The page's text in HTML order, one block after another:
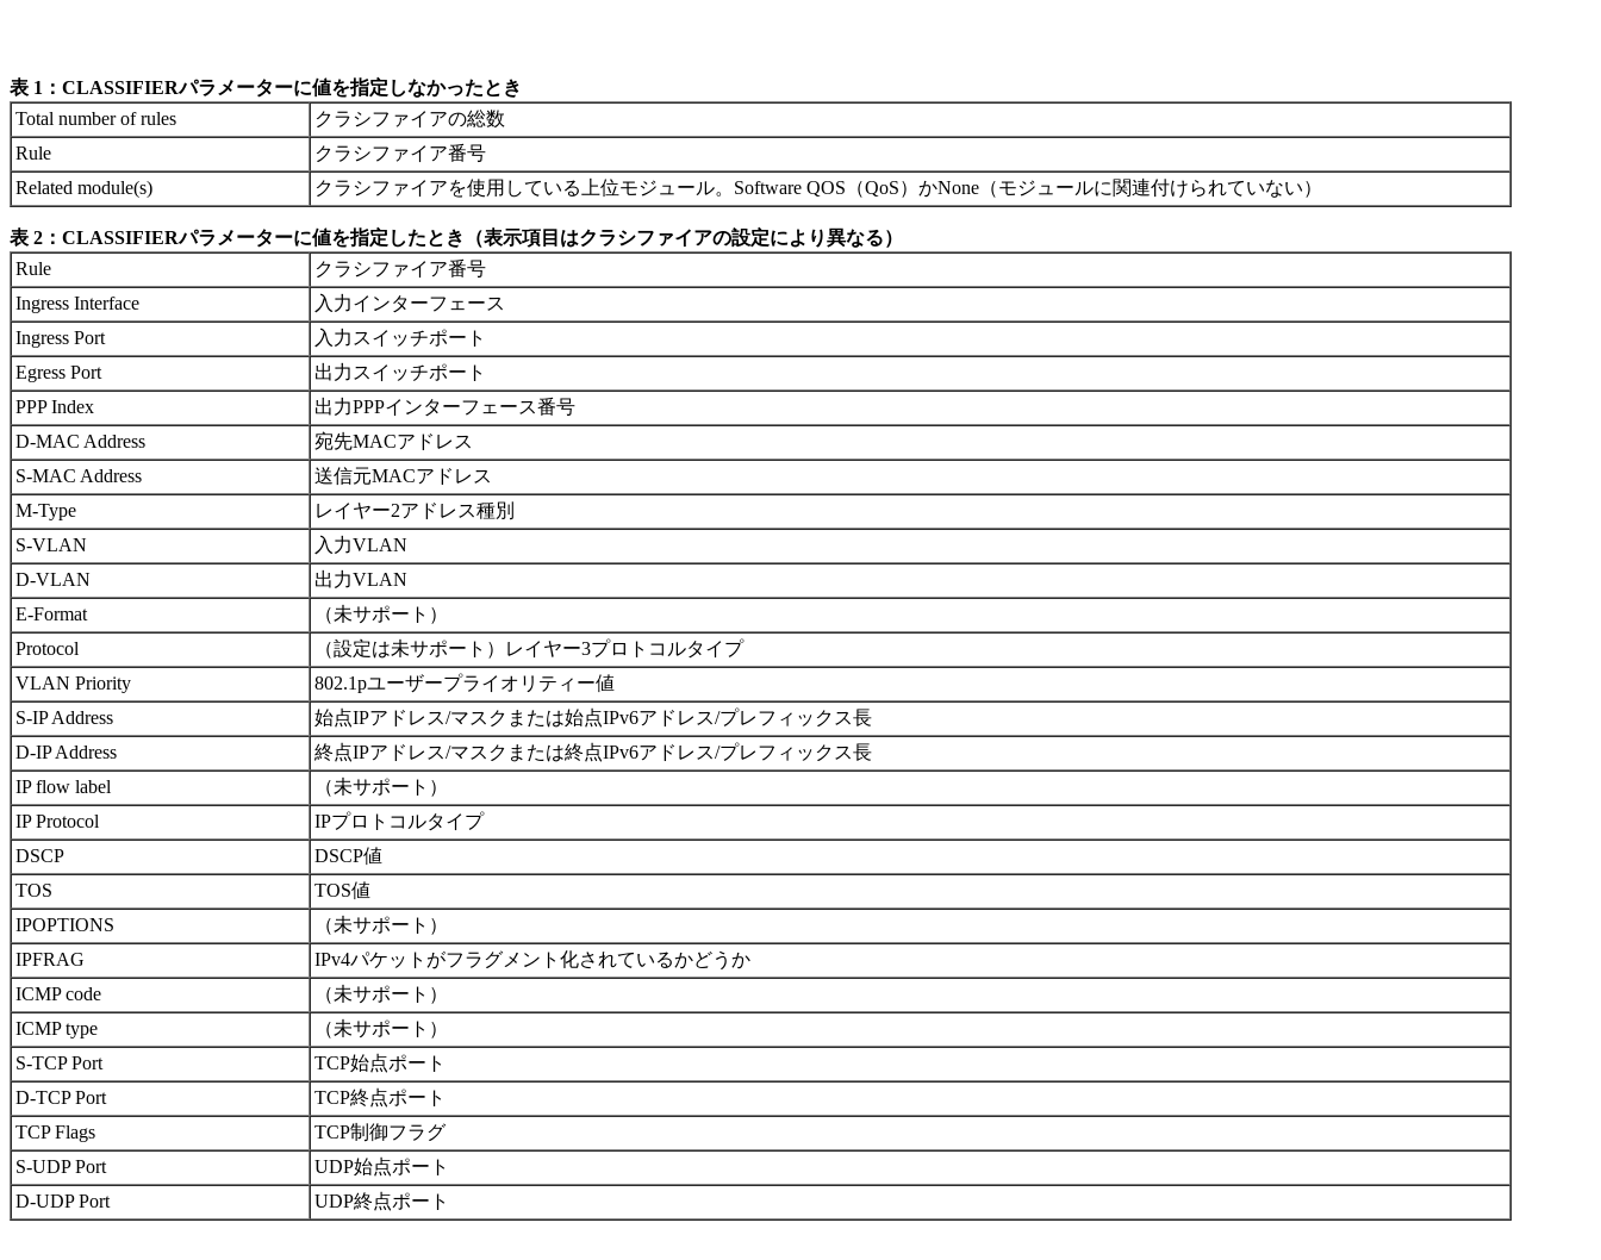
表 1：CLASSIFIERパラメーターに値を指定しなかったとき
Total number of rules
クラシファイアの総数
Rule
クラシファイア番号
Related module(s)
クラシファイアを使用している上位モジュール。Software QOS（QoS）かNone（モジュールに関連付けられていない）
表 2：CLASSIFIERパラメーターに値を指定したとき（表示項目はクラシファイアの設定により異なる）
Rule
クラシファイア番号
Ingress Interface
入力インターフェース
Ingress Port
入力スイッチポート
Egress Port
出力スイッチポート
PPP Index
出力PPPインターフェース番号
D-MAC Address
宛先MACアドレス
S-MAC Address
送信元MACアドレス
M-Type
レイヤー2アドレス種別
S-VLAN
入力VLAN
D-VLAN
出力VLAN
E-Format
（未サポート）
Protocol
（設定は未サポート）レイヤー3プロトコルタイプ
VLAN Priority
802.1pユーザープライオリティー値
S-IP Address
始点IPアドレス/マスクまたは始点IPv6アドレス/プレフィックス長
D-IP Address
終点IPアドレス/マスクまたは終点IPv6アドレス/プレフィックス長
IP flow label
（未サポート）
IP Protocol
IPプロトコルタイプ
DSCP
DSCP値
TOS
TOS値
IPOPTIONS
（未サポート）
IPFRAG
IPv4パケットがフラグメント化されているかどうか
ICMP code
（未サポート）
ICMP type
（未サポート）
S-TCP Port
TCP始点ポート
D-TCP Port
TCP終点ポート
TCP Flags
TCP制御フラグ
S-UDP Port
UDP始点ポート
D-UDP Port
UDP終点ポート